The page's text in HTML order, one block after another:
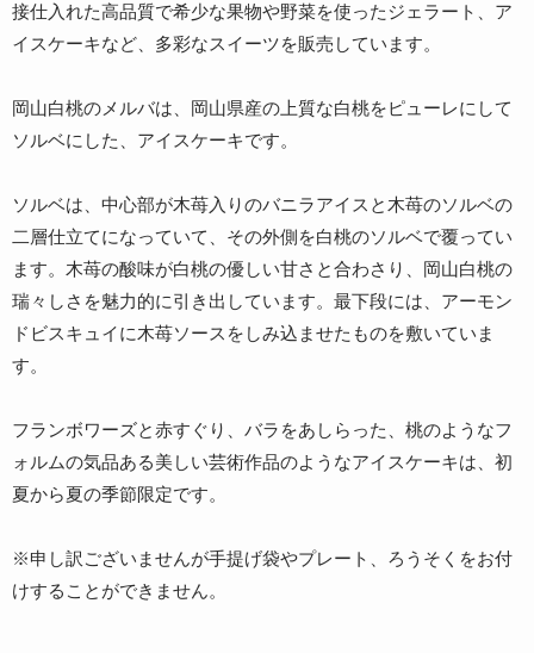
接仕入れた高品質で希少な果物や野菜を使ったジェラート、ア
イスケーキなど、多彩なスイーツを販売しています。
岡山白桃のメルバは、岡山県産の上質な白桃をピューレにして
ソルベにした、アイスケーキです。
ソルベは、中心部が木苺入りのバニラアイスと木苺のソルベの
二層仕立てになっていて、その外側を白桃のソルベで覆ってい
ます。木苺の酸味が白桃の優しい甘さと合わさり、岡山白桃の
瑞々しさを魅力的に引き出しています。最下段には、アーモン
ドビスキュイに木苺ソースをしみ込ませたものを敷いていま
す。
フランボワーズと赤すぐり、バラをあしらった、桃のようなフ
ォルムの気品ある美しい芸術作品のようなアイスケーキは、初
夏から夏の季節限定です。
※申し訳ございませんが手提げ袋やプレート、ろうそくをお付
けすることができません。